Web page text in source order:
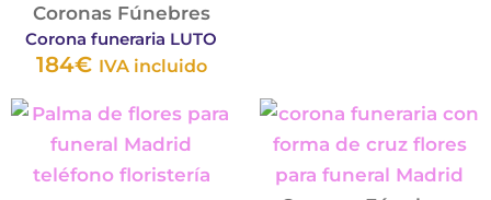
Coronas Fúnebres
Corona funeraria LUTO
184€ IVA incluido
elegir
página
producto
de
Este
producto
tiene